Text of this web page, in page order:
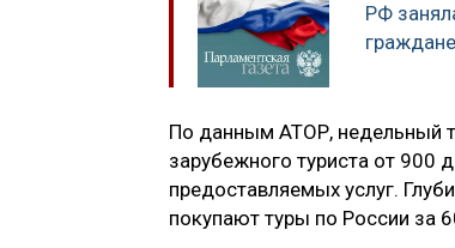
РФ
По данным АТОР, недельный
зарубежного туриста от 900
предоставляемых услуг.
покупают туры по России за